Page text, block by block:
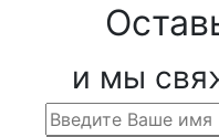
и мы